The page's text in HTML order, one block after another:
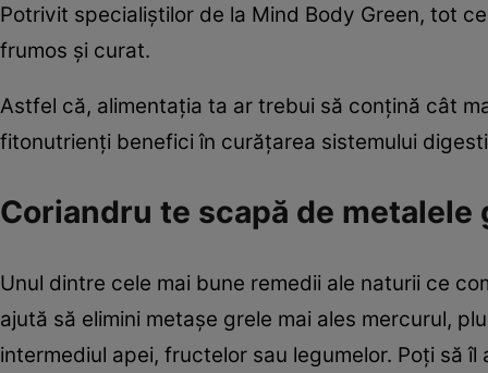
Potrivit specialiştilor de la Mind Body Green, tot
frumos şi curat.
Astfel că, alimentaţia ta ar trebui să conţină cât
fitonutrienţi benefici în curăţarea sistemului
Coriandru te scapă de metalele
Unul dintre cele mai bune remedii ale naturii ce
ajută să elimini metaşe grele mai ales mercurul,
intermediul apei, fructelor sau legumelor. Poţi să